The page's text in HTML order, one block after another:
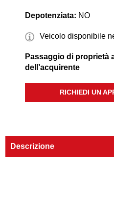
Depotenziata: NO
Veicolo disponibile
Passaggio di proprietà
dell’acquirente
RICHIEDI UN
Descrizione